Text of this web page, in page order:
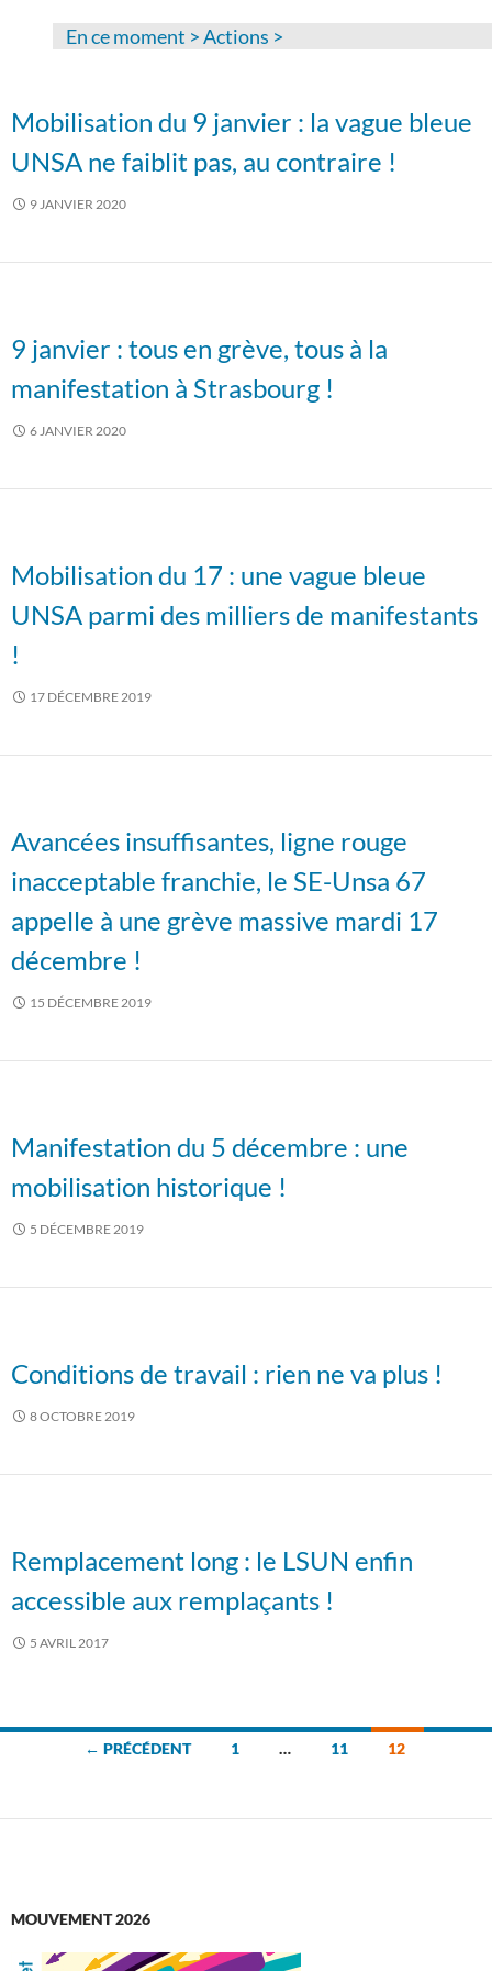
En ce moment >Actions >
Mobilisation du 9 janvier : la vague bleue
UNSA ne faiblit pas, au contraire !
9 JANVIER 2020
9 janvier : tous en grève, tous à la
manifestation à Strasbourg !
6 JANVIER 2020
Mobilisation du 17 : une vague bleue
UNSA parmi des milliers de manifestants
!
17 DÉCEMBRE 2019
Avancées insuffisantes, ligne rouge
inacceptable franchie, le SE-Unsa 67
appelle à une grève massive mardi 17
décembre !
15 DÉCEMBRE 2019
Manifestation du 5 décembre : une
mobilisation historique !
5 DÉCEMBRE 2019
Conditions de travail : rien ne va plus !
8 OCTOBRE 2019
Remplacement long : le LSUN enfin
accessible aux remplaçants !
5 AVRIL 2017
Navigation
articles
← PRÉCÉDENT 1 … 11 12
MOUVEMENT 2026